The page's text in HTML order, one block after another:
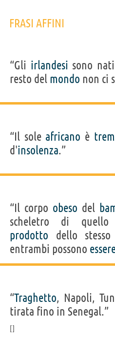
FRASI AFFINI
“Gli irlandesi sono
resto del mondo non ci
“Il sole africano è
d'insolenza.”
“Il corpo obeso del
scheletro di quello
prodotto dello
entrambi possono
“Traghetto, Napoli,
tirata fino in Senegal.”